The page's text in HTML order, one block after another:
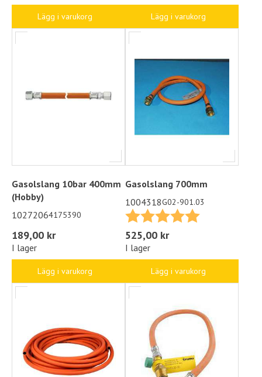
Lägg i varukorg Lägg i varukorg
Gasolslang 10bar 400mm
(Hobby)
10272064175390
189,00 kr
I lager
Lägg i varukorg
Gasolslang 700mm
1004318G02-901.03
Betyg:
5.0 utav 5
525,00 kr
I lager
Lägg i varukorg